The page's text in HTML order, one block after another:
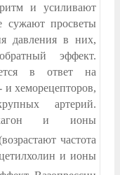
и усиливают
сужают просветы
давления в них,
эффект.
в ответ на
и хеморецепторов,
артерий.
и ионы
частота
и ионы